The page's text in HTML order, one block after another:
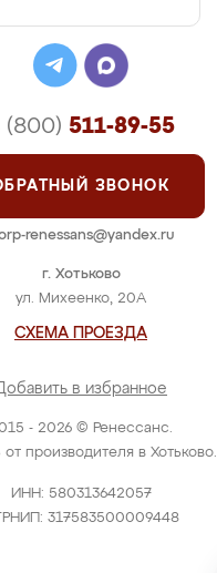
- 2026 © Ренессанс.
производителя в Хотьково.
ИНН: 580313642057
317583500009448
г. Хотьково
ул. Михеенко, 20А
СХЕМА ПРОЕЗДА
в избранное
(800) 511-89-55
ЗВОНОК
renessans@yandex.ru